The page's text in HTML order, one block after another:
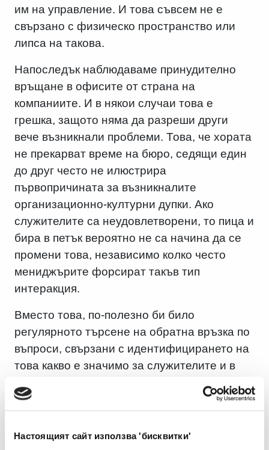
Настоящият сайт използва 'бисквитки'
им на управление. И това съвсем не е
свързано с физическо пространство или
липса на такова.
Напоследък наблюдаваме принудително
връщане в офисите от страна на
компаниите. И в някои случаи това е
грешка, защото няма да разреши други
вече възникнали проблеми. Това, че хората
не прекарват време на бюро, седящи един
до друг често не илюстрира
първопричината за възникналите
организационно-културни дупки. Ако
служителите са неудовлетворени, то пица и
бира в петък вероятно не са начина да се
промени това, независимо колко често
мениджърите форсират такъв тип
интеракция.
Вместо това, по-полезно би било
регулярното търсене на обратна връзка по
въпроси, свързани с идентифицирането на
това какво е значимо за служителите и в
организацията. Така се държи пръст на
съответно данните, ако са регулярно